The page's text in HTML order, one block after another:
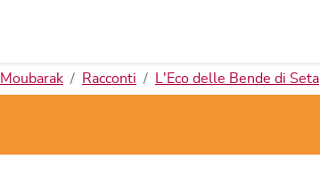
Racconti L'Eco delle Bende di Seta